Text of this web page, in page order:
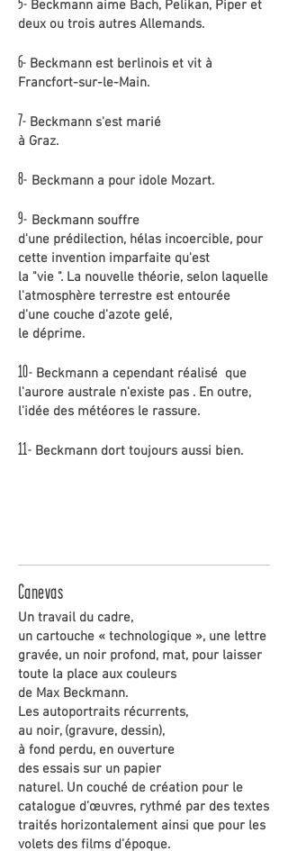
5- Beckmann aime Bach, Pelikan, Piper et
deux ou trois autres Allemands.
6- Beckmann est berlinois et vit à
Francfort-sur-le-Main.
7- Beckmann s'est marié
à Graz.
8- Beckmann a pour idole Mozart.
9- Beckmann souffre
d'une prédilection, hélas incoercible, pour
cette invention imparfaite qu'est
la "vie ". La nouvelle théorie, selon laquelle
l'atmosphère terrestre est entourée
d'une couche d'azote gelé,
le déprime.
10-Beckmann a cependant réalisé que
l'aurore australe n'existe pas . En outre,
l'idée des météores le rassure.
11-Beckmann dort toujours aussi bien.
Canevas
Un travail du cadre,
un cartouche « technologique », une lettre
gravée, un noir profond, mat, pour laisser
toute la place aux couleurs
de Max Beckmann.
Les autoportraits récurrents,
au noir, (gravure, dessin),
à fond perdu, en ouverture
des essais sur un papier
naturel. Un couché de création pour le
catalogue d’œuvres, rythmé par des textes
traités horizontalement ainsi que pour les
volets des films d’époque.